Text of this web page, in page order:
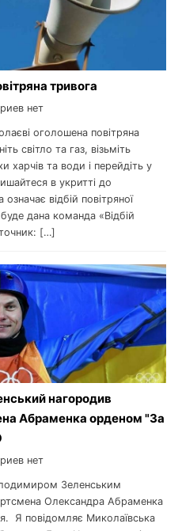
тривога
нет
оголошена повітряна
світло та газ, візьміть
харчів та води і перейдіть у
в укритті до
відбій повітряної
дана команда «Відбій
[…]
нагородив
Абраменка орденом "За
нет
Зеленським
Олександра Абраменка
Я повідомляє Миколаївська